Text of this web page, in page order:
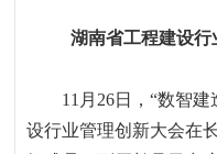
湖南省工程建设
11 月 26日 ，“数智建
设行业管理创新大会在